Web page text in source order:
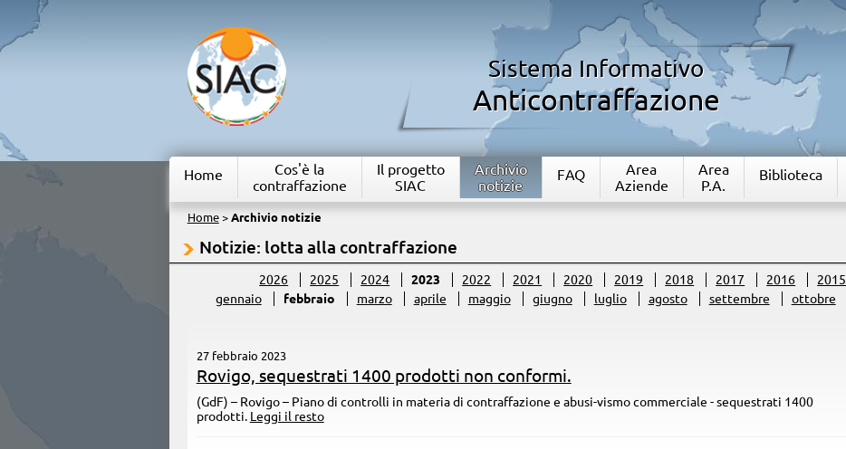
Sistema Informativo
Anticontraffazione
Home
Cos'è la
contraffazione
Il progetto
SIAC
Archivio
notizie
FAQ
Area
Aziende
Area
P.A.
Biblioteca
Home> Archivio notizie
Notizie: lotta alla contraffazione
2026 2025 2024 2023 2022 2021 2020 2019 2018 2017 2016 2015
gennaio
febbraio marzo aprile maggio giugno luglio agosto settembre ottobre
27 febbraio 2023
Rovigo, sequestrati 1400 prodotti non conformi.
(GdF) – Rovigo – Piano di controlli in materia di contraffazione e abusi-vismo commerciale - sequestrati 1400
prodotti. Leggi il resto